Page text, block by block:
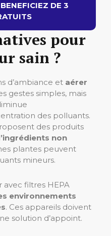
DE 3
pour
sain ?
d’ambiance et aérer
gestes simples, mais
des polluants.
des produits
non
plantes peuvent
mineurs.
avec filtres HEPA
environnements
. Ces appareils doivent
solution d’appoint.